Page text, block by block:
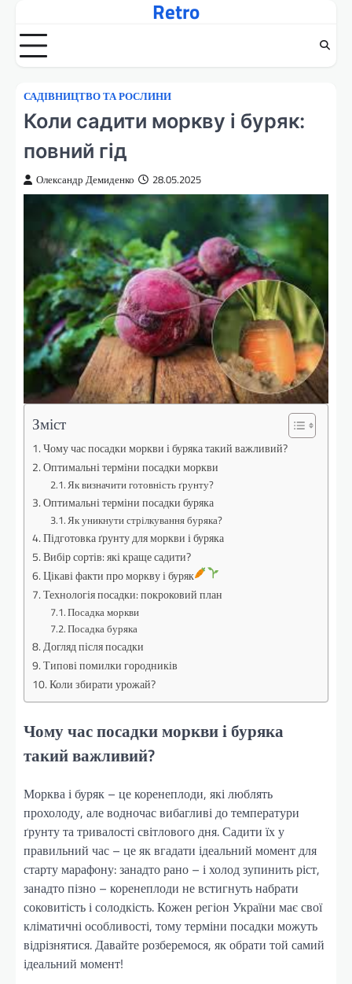
вмісту
Retro
САДІВНИЦТВО ТА РОСЛИНИ
Коли садити моркву і буряк:
повний гід
Олександр Демиденко 28.05.2025
Зміст
Чому час посадки моркви і буряка такий важливий?
Оптимальні терміни посадки моркви
Як визначити готовність ґрунту?
Оптимальні терміни посадки буряка
Як уникнути стрілкування буряка?
Підготовка ґрунту для моркви і буряка
Вибір сортів: які краще садити?
Цікаві факти про моркву і буряк
Технологія посадки: покроковий план
Посадка моркви
Посадка буряка
Догляд після посадки
Типові помилки городників
Коли збирати урожай?
Чому час посадки моркви і буряка
такий важливий?
Морква і буряк – це коренеплоди, які люблять
прохолоду, але водночас вибагливі до температури
ґрунту та тривалості світлового дня. Садити їх у
правильний час – це як вгадати ідеальний момент для
старту марафону: занадто рано – і холод зупинить ріст,
занадто пізно – коренеплоди не встигнуть набрати
соковитість і солодкість. Кожен регіон України має свої
кліматичні особливості, тому терміни посадки можуть
відрізнятися. Давайте розберемося, як обрати той самий
ідеальний момент!